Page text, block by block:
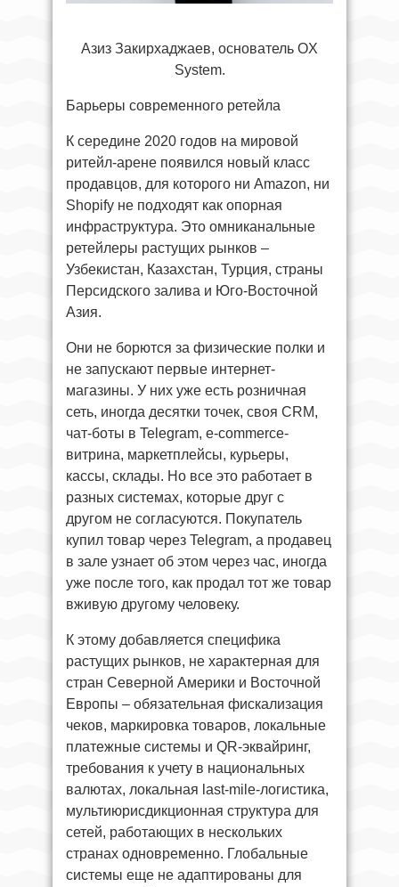
Азиз Закирхаджаев, основатель OX
System.
Барьеры современного ретейла
К середине 2020 годов на мировой
ритейл-арене появился новый класс
продавцов, для которого ни Amazon, ни
Shopify не подходят как опорная
инфраструктура. Это омниканальные
ретейлеры растущих рынков –
Узбекистан, Казахстан, Турция, страны
Персидского залива и Юго-Восточной
Азия.
Они не борются за физические полки и
не запускают первые интернет-
магазины. У них уже есть розничная
сеть, иногда десятки точек, своя CRM,
чат-боты в Telegram, e-commerce-
витрина, маркетплейсы, курьеры,
кассы, склады. Но все это работает в
разных системах, которые друг с
другом не согласуются. Покупатель
купил товар через Telegram, а продавец
в зале узнает об этом через час, иногда
уже после того, как продал тот же товар
вживую другому человеку.
К этому добавляется специфика
растущих рынков, не характерная для
стран Северной Америки и Восточной
Европы – обязательная фискализация
чеков, маркировка товаров, локальные
платежные системы и QR-эквайринг,
требования к учету в национальных
валютах, локальная last-mile-логистика,
мультиюрисдикционная структура для
сетей, работающих в нескольких
странах одновременно. Глобальные
системы еще не адаптированы для